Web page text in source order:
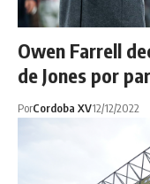
Owen Farrell
de Jones por
PorCordoba XV12/12/2022